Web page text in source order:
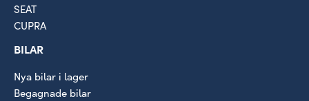
SEAT
CUPRA
BILAR
Nya bilar i lager
Begagnade bilar